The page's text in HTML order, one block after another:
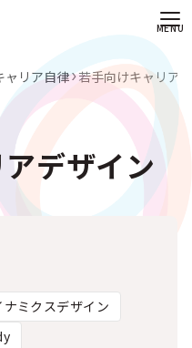
ャリア自律 若手向けキャリア
デザイン
ナミクスデザイン